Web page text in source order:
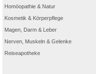
Homöopathie & Natur
Kosmetik & Körperpflege
Magen, Darm & Leber
Nerven, Muskeln & Gelenke
Reiseapotheke